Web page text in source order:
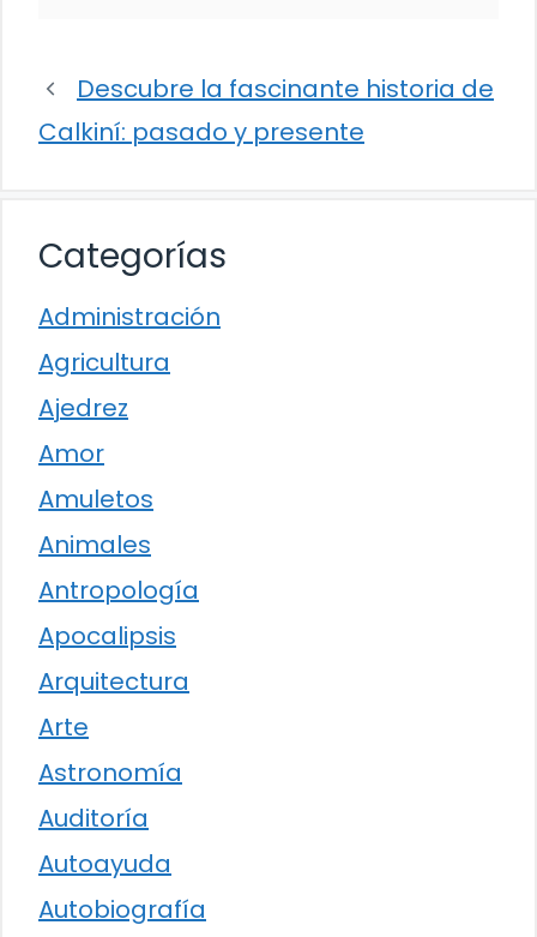
Descubre la fascinante historia de
Calkiní: pasado y presente
Categorías
Administración
Agricultura
Ajedrez
Amor
Amuletos
Animales
Antropología
Apocalipsis
Arquitectura
Arte
Astronomía
Auditoría
Autoayuda
Autobiografía